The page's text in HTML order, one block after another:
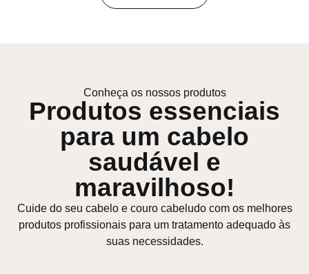
Conheça os nossos produtos
Produtos essenciais
para um cabelo
saudável e
maravilhoso!
Cuide do seu cabelo e couro cabeludo com os melhores
produtos profissionais para um tratamento adequado às
suas necessidades.